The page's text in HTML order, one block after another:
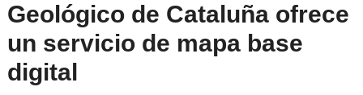
Geológico de Cataluña ofrece
un servicio de mapa base
digital